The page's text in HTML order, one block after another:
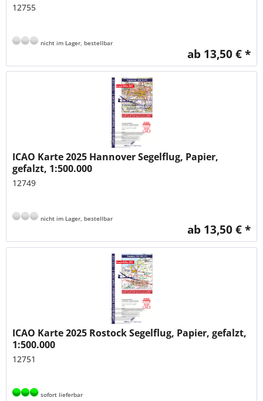
12755
nicht im Lager, bestellbar
ab 13,50 € *
ICAO Karte 2025 Hannover Segelflug, Papier,
gefalzt, 1:500.000
12749
nicht im Lager, bestellbar
ab 13,50 € *
ICAO Karte 2025 Rostock Segelflug, Papier, gefalzt,
1:500.000
12751
sofort lieferbar